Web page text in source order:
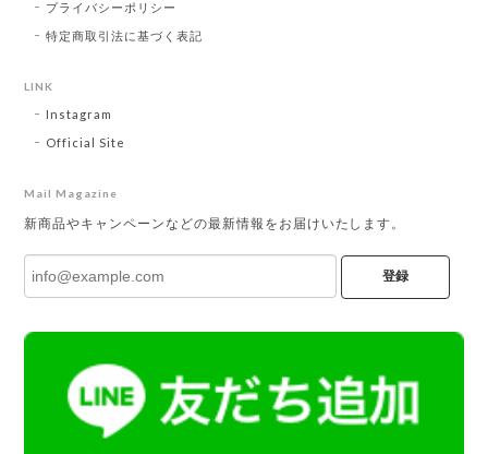
プライバシーポリシー
特定商取引法に基づく表記
LINK
Instagram
Official Site
Mail Magazine
新商品やキャンペーンなどの最新情報をお届けいたします。
登録